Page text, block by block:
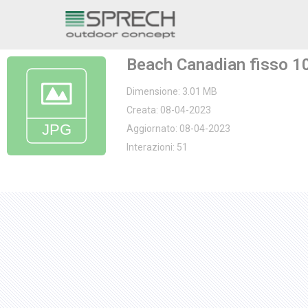
al
contenuto
Beach Canadian fisso
Dimensione: 3.01 MB
Creata: 08-04-2023
Aggiornato: 08-04-2023
Interazioni: 51